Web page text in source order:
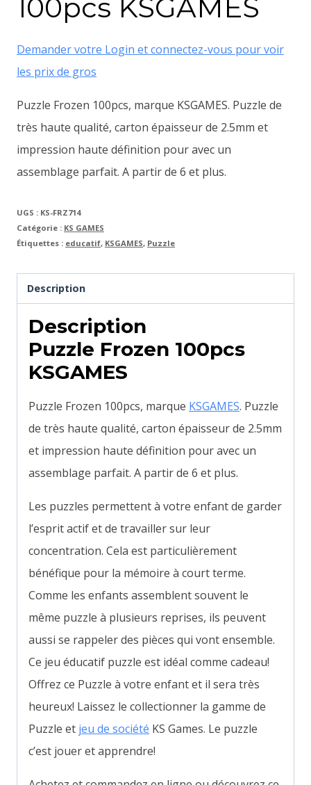
100pcs KSGAMES
Demander votre Login et connectez-vous pour voir
les prix de gros
Puzzle Frozen 100pcs, marque KSGAMES. Puzzle de
très haute qualité, carton épaisseur de 2.5mm et
impression haute définition pour avec un
assemblage parfait. A partir de 6 et plus.
UGS : KS-FRZ714
Catégorie : KS GAMES
Étiquettes : educatif, KSGAMES, Puzzle
Description
Description
Puzzle Frozen 100pcs
KSGAMES
Puzzle Frozen 100pcs, marque KSGAMES. Puzzle
de très haute qualité, carton épaisseur de 2.5mm
et impression haute définition pour avec un
assemblage parfait. A partir de 6 et plus.
Les puzzles permettent à votre enfant de garder
l’esprit actif et de travailler sur leur
concentration. Cela est particulièrement
bénéfique pour la mémoire à court terme.
Comme les enfants assemblent souvent le
même puzzle à plusieurs reprises, ils peuvent
aussi se rappeler des pièces qui vont ensemble.
Ce jeu éducatif puzzle est idéal comme cadeau!
Offrez ce Puzzle à votre enfant et il sera très
heureux! Laissez le collectionner la gamme de
Puzzle et jeu de société KS Games. Le puzzle
c’est jouer et apprendre!